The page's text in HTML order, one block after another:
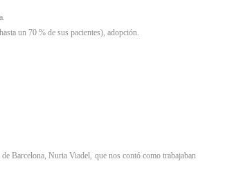
un 70 % de sus pacientes), adopción.
Barcelona, Nuria Viadel, que nos contó como trabajaban